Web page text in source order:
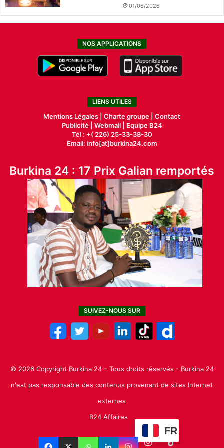
01/06/2026
NOS APPLICATIONS
LIENS UTILES
Mentions Légales | Charte groupe | Contact
Publicité| Webmail |
Equipe B24
Tél : +( 226) 25-33-38-30
Email: info[at]burkina24.com
Burkina 24 : 17 Prix Galian remportés
SUIVEZ-NOUS SUR
© 2026 Copyright Burkina 24 – Tous droits réservés - Burkina 24
n'est pas responsable des contenus provenant de sites Internet
externes
B24 Affaires
FR
Facebook LinkedinYouTubeInstagram
TikTok